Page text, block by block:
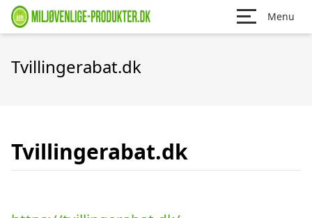
Menu
Tvillingerabat.dk
Tvillingerabat.dk